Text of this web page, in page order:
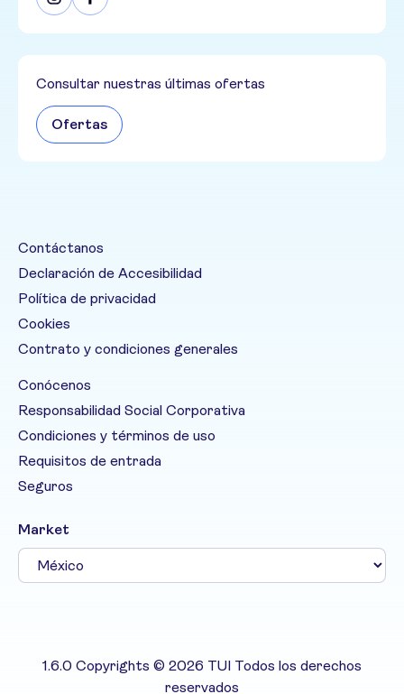
Consultar nuestras últimas ofertas
Ofertas
Contáctanos
Declaración de Accesibilidad
Política de privacidad
Cookies
Contrato y condiciones generales
Conócenos
Responsabilidad Social Corporativa
Condiciones y términos de uso
Requisitos de entrada
Seguros
Market
1.6.0 Copyrights © 2026 TUI Todos los derechos
reservados